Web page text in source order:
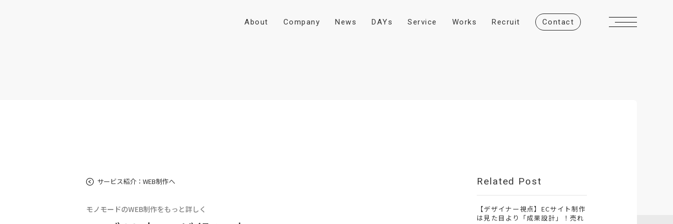
About Company News DAYs Service Works Recruit Contact
サービス紹介：WEB制作へ
モノモードのWEB制作をもっと詳しく
Related Post
【デザイナー視点】ECサイト制作
は見た目より「成果設計」！売れ